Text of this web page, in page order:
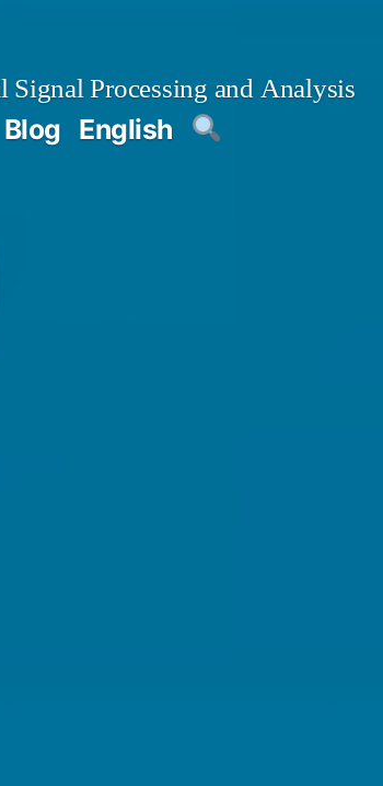
Signal Processing and Analysis
Blog English